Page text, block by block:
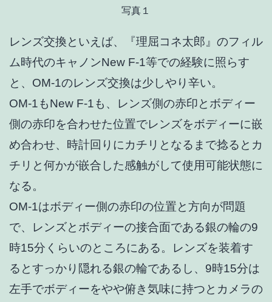
写真１
レンズ交換といえば、『理屈コネ太郎』のフィル
ム時代のキャノンNew F-1等での経験に照らす
と、OM-1のレンズ交換は少しやり辛い。
OM-1もNew F-1も、レンズ側の赤印とボディー
側の赤印を合わせた位置でレンズをボディーに嵌
め合わせ、時計回りにカチリとなるまで捻るとカ
チリと何かが嵌合した感触がして使用可能状態に
なる。
OM-1はボディー側の赤印の位置と方向が問題
で、レンズとボディーの接合面である銀の輪の9
時15分くらいのところにある。レンズを装着す
るとすっかり隠れる銀の輪であるし、9時15分は
左手でボディーをやや俯き気味に持つとカメラの